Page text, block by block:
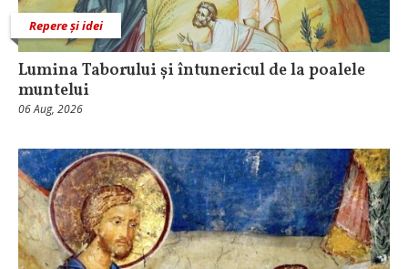
Repere și idei
Lumina Taborului și întunericul de la poalele
muntelui
06 Aug, 2026